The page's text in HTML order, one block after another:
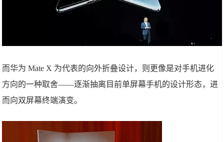
而华为 Mate X 为代表的向外折叠设计，则更像是对手机进化
方向的一种取舍——逐渐抽离目前单屏幕手机的设计形态，进
而向双屏幕终端演变。